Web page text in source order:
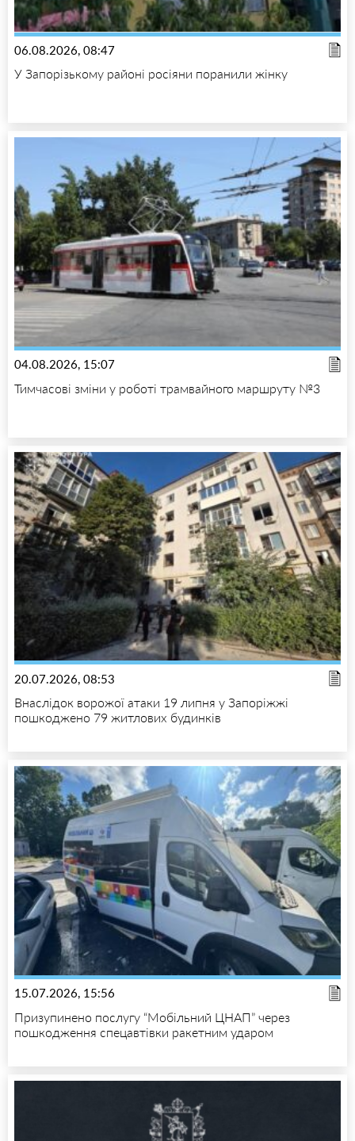
06.08.2026, 08:47
У Запорізькому районі росіяни поранили жінку
04.08.2026, 15:07
Тимчасові зміни у роботі трамвайного маршруту №3
20.07.2026, 08:53
Внаслідок ворожої атаки 19 липня у Запоріжжі
пошкоджено 79 житлових будинків
15.07.2026, 15:56
Призупинено послугу “Мобільний ЦНАП” через
пошкодження спецавтівки ракетним ударом